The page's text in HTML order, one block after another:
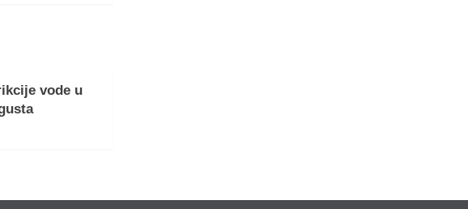
vode u